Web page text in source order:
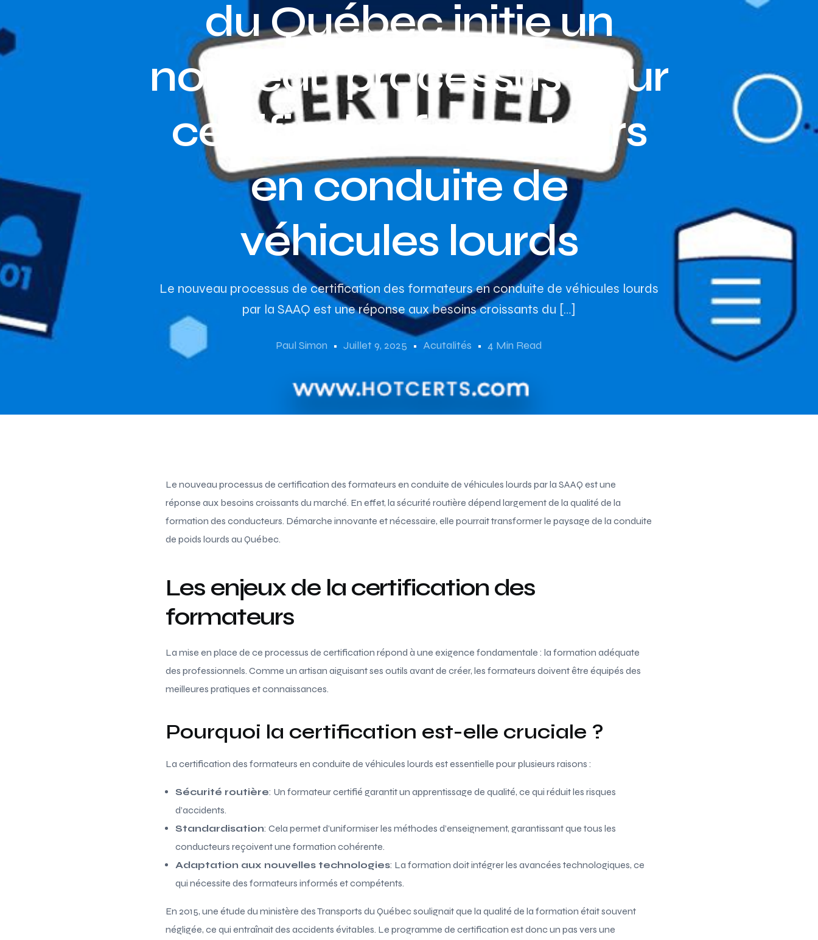
Assurance auto Toulouse
Assurance auto Lyon
Assurance auto Marseille
du Québec initie un
nouveau processus pour
certifier les formateurs
en conduite de
véhicules lourds
Le nouveau processus de certification des formateurs en conduite de véhicules lourds
par la SAAQ est une réponse aux besoins croissants du […]
Paul Simon Juillet 9, 2025 Acutalités 4 Min Read
Le nouveau processus de certification des formateurs en conduite de véhicules lourds par la SAAQ est une
réponse aux besoins croissants du marché. En effet, la sécurité routière dépend largement de la qualité de la
formation des conducteurs. Démarche innovante et nécessaire, elle pourrait transformer le paysage de la conduite
de poids lourds au Québec.
Les enjeux de la certification des
formateurs
La mise en place de ce processus de certification répond à une exigence fondamentale : la formation adéquate
des professionnels. Comme un artisan aiguisant ses outils avant de créer, les formateurs doivent être équipés des
meilleures pratiques et connaissances.
Pourquoi la certification est-elle cruciale ?
La certification des formateurs en conduite de véhicules lourds est essentielle pour plusieurs raisons :
Sécurité routière: Un formateur certifié garantit un apprentissage de qualité, ce qui réduit les risques
d’accidents.
Standardisation: Cela permet d’uniformiser les méthodes d’enseignement, garantissant que tous les
conducteurs reçoivent une formation cohérente.
Adaptation aux nouvelles technologies: La formation doit intégrer les avancées technologiques, ce
qui nécessite des formateurs informés et compétents.
En 2015, une étude du ministère des Transports du Québec soulignait que la qualité de la formation était souvent
négligée, ce qui entraînait des accidents évitables. Le programme de certification est donc un pas vers une